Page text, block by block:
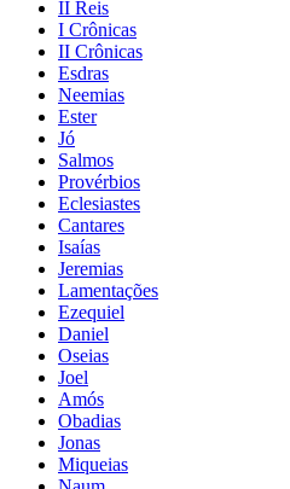
II Reis
I Crônicas
II Crônicas
Esdras
Neemias
Ester
Jó
Salmos
Provérbios
Eclesiastes
Cantares
Isaías
Jeremias
Lamentações
Ezequiel
Daniel
Oseias
Joel
Amós
Obadias
Jonas
Miqueias